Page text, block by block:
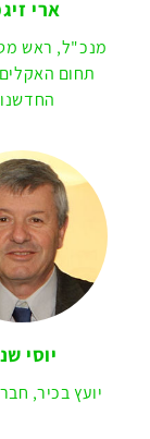
ארי
מנכ"ל, ראש
תחום
יוסי
יועץ בכיר,